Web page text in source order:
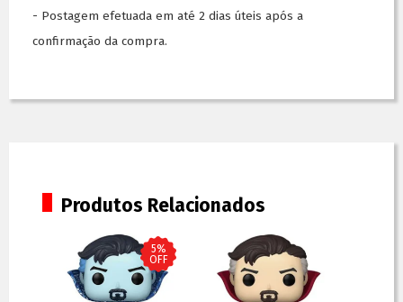
- Postagem efetuada em até 2 dias úteis após a
confirmação da compra.
Produtos Relacionados
5%
OFF